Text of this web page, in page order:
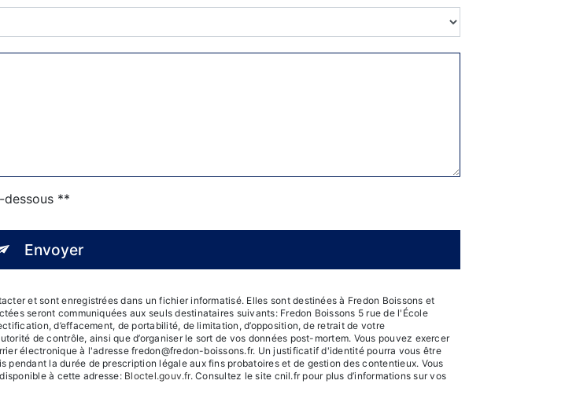
dessous **
Envoyer
et sont enregistrées dans un fichier informatisé. Elles sont destinées à Fredon Boissons et
seront communiquées aux seuls destinataires suivants: Fredon Boissons 5 rue de l'École
d’effacement, de portabilité, de limitation, d’opposition, de retrait de votre
de contrôle, ainsi que d’organiser le sort de vos données post-mortem. Vous pouvez exercer
électronique à l'adresse fredon@fredon-boissons.fr. Un justificatif d'identité pourra vous être
la durée de prescription légale aux fins probatoires et de gestion des contentieux. Vous
à cette adresse: Bloctel.gouv.fr. Consultez le site cnil.fr pour plus d’informations sur vos